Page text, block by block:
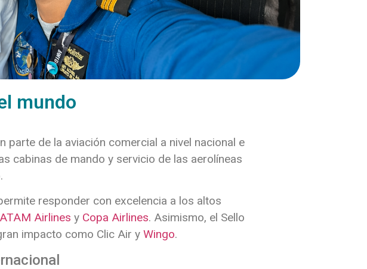
mundo
parte de la aviación comercial a nivel nacional e
cabinas de mando y servicio de las aerolíneas
responder con excelencia a los altos
Airlines y Copa Airlines. Asimismo, el Sello
impacto como Clic Air y Wingo.